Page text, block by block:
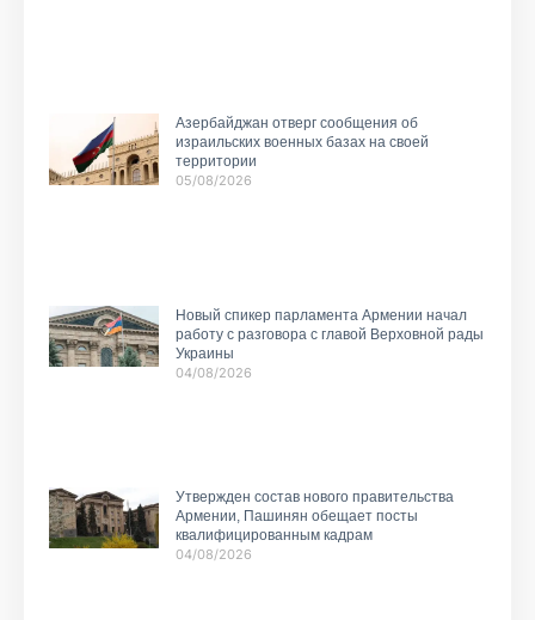
Азербайджан отверг сообщения об
израильских военных базах на своей
территории
05/08/2026
Новый спикер парламента Армении начал
работу с разговора с главой Верховной рады
Украины
04/08/2026
Утвержден состав нового правительства
Армении, Пашинян обещает посты
квалифицированным кадрам
04/08/2026